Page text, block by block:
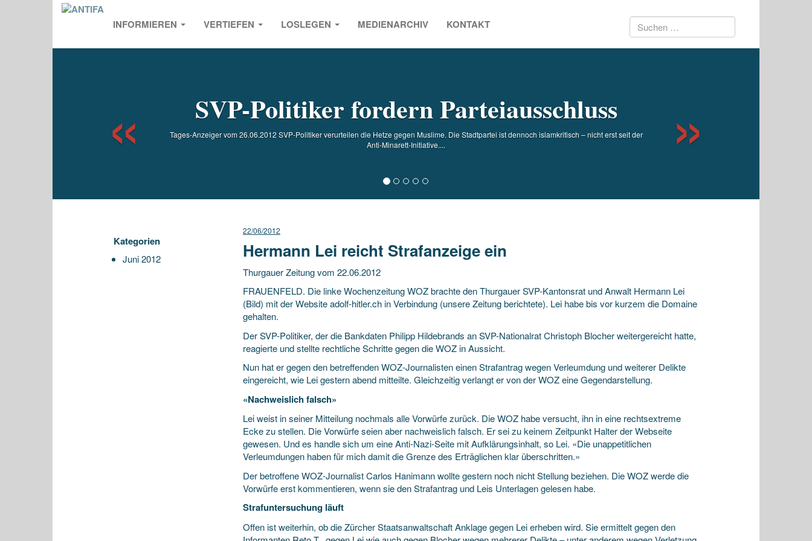
INFORMIEREN VERTIEFEN LOSLEGEN MEDIENARCHIV KONTAKT Suchen
SVP-Politiker fordern Parteiausschluss
Tages-Anzeiger vom 26.06.2012 SVP-Politiker verurteilen die Hetze gegen Muslime. Die Stadtpartei ist dennoch islamkritisch – nicht erst seit der
Anti-Minarett-Initiative....
Kategorien
Juni 2012
22/06/2012
Hermann Lei reicht Strafanzeige ein
Thurgauer Zeitung vom 22.06.2012
FRAUENFELD. Die linke Wochenzeitung WOZ brachte den Thurgauer SVP-Kantonsrat und Anwalt Hermann Lei
(Bild) mit der Website adolf-hitler.ch in Verbindung (unsere Zeitung berichtete). Lei habe bis vor kurzem die Domaine
gehalten.
Der SVP-Politiker, der die Bankdaten Philipp Hildebrands an SVP-Nationalrat Christoph Blocher weitergereicht hatte,
reagierte und stellte rechtliche Schritte gegen die WOZ in Aussicht.
Nun hat er gegen den betreffenden WOZ-Journalisten einen Strafantrag wegen Verleumdung und weiterer Delikte
eingereicht, wie Lei gestern abend mitteilte. Gleichzeitig verlangt er von der WOZ eine Gegendarstellung.
«Nachweislich falsch»
Lei weist in seiner Mitteilung nochmals alle Vorwürfe zurück. Die WOZ habe versucht, ihn in eine rechtsextreme
Ecke zu stellen. Die Vorwürfe seien aber nachweislich falsch. Er sei zu keinem Zeitpunkt Halter der Webseite
gewesen. Und es handle sich um eine Anti-Nazi-Seite mit Aufklärungsinhalt, so Lei. «Die unappetitlichen
Verleumdungen haben für mich damit die Grenze des Erträglichen klar überschritten.»
Der betroffene WOZ-Journalist Carlos Hanimann wollte gestern noch nicht Stellung beziehen. Die WOZ werde die
Vorwürfe erst kommentieren, wenn sie den Strafantrag und Leis Unterlagen gelesen habe.
Strafuntersuchung läuft
Offen ist weiterhin, ob die Zürcher Staatsanwaltschaft Anklage gegen Lei erheben wird. Sie ermittelt gegen den